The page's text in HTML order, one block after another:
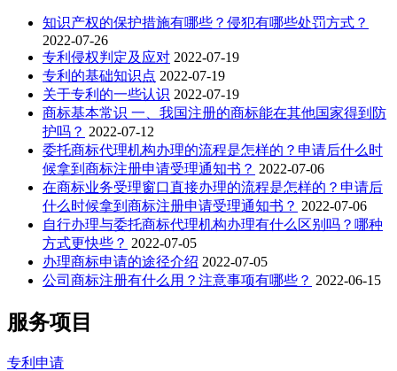
知识产权的保护措施有哪些？侵犯有哪些处罚方式？
2022-07-26
专利侵权判定及应对 2022-07-19
专利的基础知识点 2022-07-19
关于专利的一些认识 2022-07-19
商标基本常识 一、我国注册的商标能在其他国家得到防
护吗？ 2022-07-12
委托商标代理机构办理的流程是怎样的？申请后什么时
候拿到商标注册申请受理通知书？ 2022-07-06
在商标业务受理窗口直接办理的流程是怎样的？申请后
什么时候拿到商标注册申请受理通知书？ 2022-07-06
自行办理与委托商标代理机构办理有什么区别吗？哪种
方式更快些？ 2022-07-05
办理商标申请的途径介绍 2022-07-05
公司商标注册有什么用？注意事项有哪些？ 2022-06-15
服务项目
专利申请